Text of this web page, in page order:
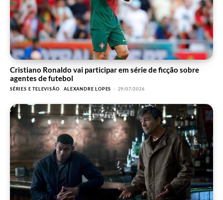
Cristiano Ronaldo vai participar em série de ficção sobre
agentes de futebol
SÉRIES E TELEVISÃO ALEXANDRE LOPES - 29/07/2026